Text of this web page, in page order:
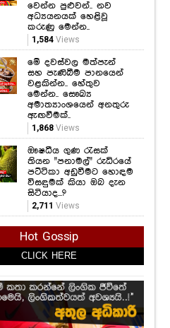
මේ දවස්වල මත්පැන්
සහ පැණිබීම පානයෙන්
වළකින්න.. හේතුව
මෙන්න.. සෞඛ්‍ය
ඇඟවීමක්..
1,868Views
ඖෂධීය ගුණ රැසක්
තියන "පනාමල්" රුධිරයේ
පට්ටිකා අඩුවීමට හොඳම
විසඳුමක් කියා ඔබ දැන
2,711Views
Hot Gossip
CLICK HERE